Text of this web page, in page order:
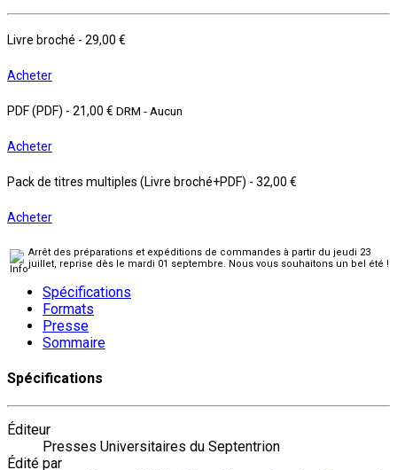
Livre broché - 29,00 €
Acheter
PDF (PDF) - 21,00 € DRM - Aucun
Acheter
Pack de titres multiples (Livre broché+PDF) - 32,00 €
Acheter
Arrêt des préparations et expéditions de commandes à partir du jeudi 23
juillet, reprise dès le mardi 01 septembre. Nous vous souhaitons un bel été !
Spécifications
Formats
Presse
Sommaire
Spécifications
Éditeur
Presses Universitaires du Septentrion
Édité par